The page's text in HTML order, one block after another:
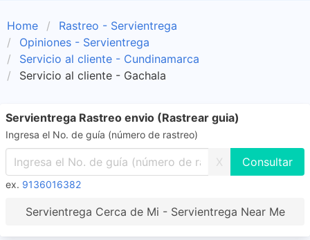
Home
Rastreo - Servientrega
Opiniones - Servientrega
Servicio al cliente - Cundinamarca
Servicio al cliente - Gachala
Servientrega Rastreo envio (Rastrear guia)
Ingresa el No. de guía (número de rastreo)
X
ex. 9136016382
Servientrega Cerca de Mi - Servientrega Near Me